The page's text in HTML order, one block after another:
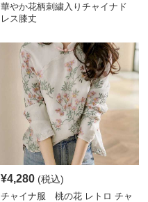
華やか花柄刺繍入りチャイナド
レス膝丈
¥4,280 (税込)
チャイナ服 桃の花 レトロ チャ